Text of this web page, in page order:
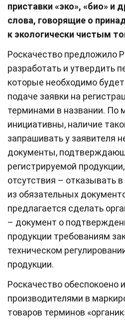
приставки «эко», «био» и
слова, говорящие о
к экологически чистым
Роскачество предложило
разработать и утвердить
которые необходимо
подаче заявки на
терминами в названии. По
инициативны, наличие
запрашивать у заявителя
документы,
регистрируемой
отсутствия – отказывать
из обязательных
предлагается сделать
– документ о
продукции требованиям
техническом
продукции.
Роскачество обеспокоено
производителями в
товаров терминов